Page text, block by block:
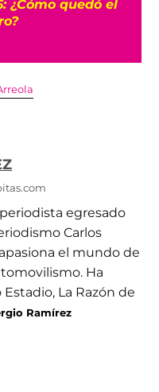
¿Cómo quedó el
egresado
Carlos
el mundo de
Ha
La Razón de
Ramírez